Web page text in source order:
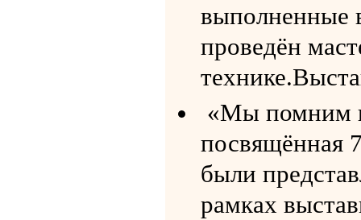
выполненные
проведён
«Мы помним
посвящённая
были
рамках